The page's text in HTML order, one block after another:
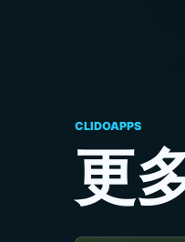
CLIDOAPPS
更